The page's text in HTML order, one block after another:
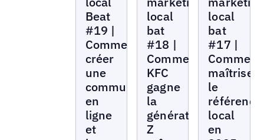
Beat
#19 |
Comment
créer
une
communauté
en
ligne
et
local
bat
#18 |
Comment
KFC
gagne
la
génération
Z
local
bat
#17 |
Comment
maîtriser
le
local
en